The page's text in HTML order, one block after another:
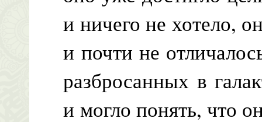
и ничего не хотело,
и почти не
разбросанных в
и могло понять, что